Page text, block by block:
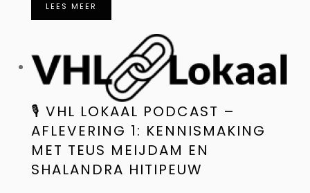
LEES MEER
🎙️ VHL LOKAAL PODCAST –
AFLEVERING 1: KENNISMAKING
MET TEUS MEIJDAM EN
SHALANDRA HITIPEUW